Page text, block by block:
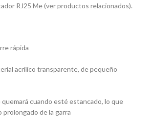
RJ25 Me (ver productos relacionados).
rápida
acrílico transparente, de pequeño
quemará cuando esté estancado, lo que
prolongado de la garra